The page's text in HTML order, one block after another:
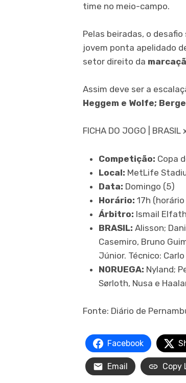
time no meio-campo.
Pelas beiradas, o
jovem ponta apelidado
setor direito da
Assim deve ser a
Heggem e Wolfe;
FICHA DO JOGO | BRASIL
Competição: Copa
Local: MetLife
Data: Domingo (5)
Horário: 17h
Árbitro: Ismail
BRASIL: Alisson;
Casemiro, Bruno
Júnior. Técnico:
NORUEGA: Nyland;
Sørloth, Nusa e
Fonte: Diário de
Facebook
Email Copy